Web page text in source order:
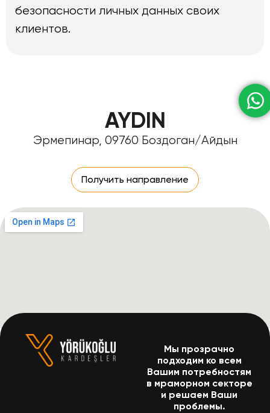
безопасности личных данных своих
клиентов.
AYDIN
Эрмепинар, 09760 Боздоган/Айдын
Получить направление
Мы прозрачно
подходим ко всем
Вашим потребностям
в мраморном секторе
и решаем Ваши
проблемы.